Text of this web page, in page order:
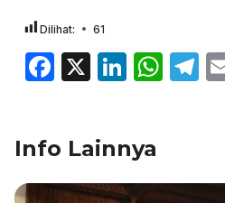
Dilihat: 61
F
e
b
X
Li
e
dI
W
A
T
a
Info Lainnya